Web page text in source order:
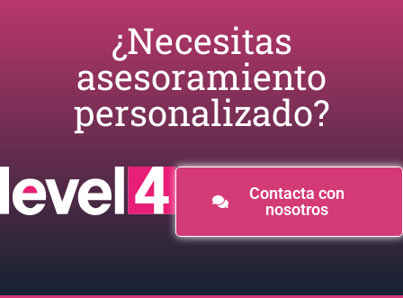
¿Necesitas
asesoramiento
personalizado?​
Contacta con
nosotros